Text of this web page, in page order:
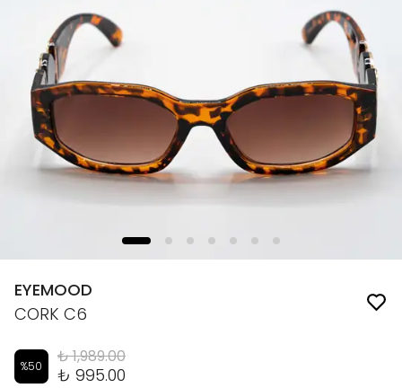
EYEMOOD
CORK C6
%50 ₺ 1,989.00
₺ 995.00